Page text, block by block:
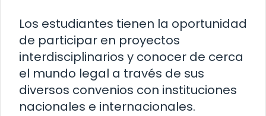
Los estudiantes tienen la oportunidad
de participar en proyectos
interdisciplinarios y conocer de cerca
el mundo legal a través de sus
diversos convenios con instituciones
nacionales e internacionales.